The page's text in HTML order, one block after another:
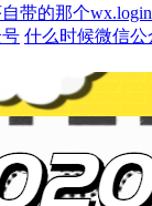
带的那个
什么时候微信